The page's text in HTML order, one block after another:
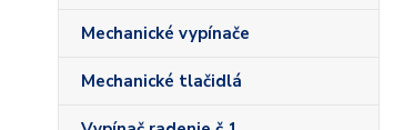
Mechanické vypínače
Mechanické tlačidlá